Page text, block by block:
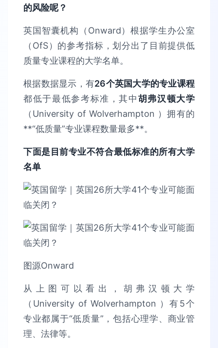
的风险呢？
英国智囊机构（Onward）根据学生办公室
（OfS）的参考指标，划分出了目前提供低
质量专业课程的大学名单。
根据数据显示，有26个英国大学的专业课程
都低于最低参考标准，其中胡弗汉顿大学
（University of Wolverhampton ）拥有的
**“低质量”专业课程数量最多**。
下面是目前专业不符合最低标准的所有大学
名单
图源Onward
从上图可以看出，胡弗汉顿大学
（University of Wolverhampton ）有5个
专业都属于“低质量”，包括心理学、商业管
理、法律等。